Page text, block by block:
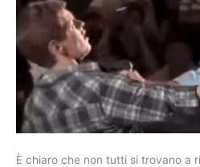
È chiaro che non tutti si trovano a